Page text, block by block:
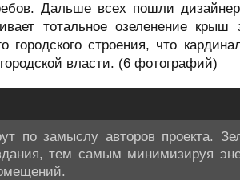
Дальше всех пошли
тотальное озеленение
строения, что
власти. (6 фотографий)
по замыслу авторов проекта.
тем самым минимизируя